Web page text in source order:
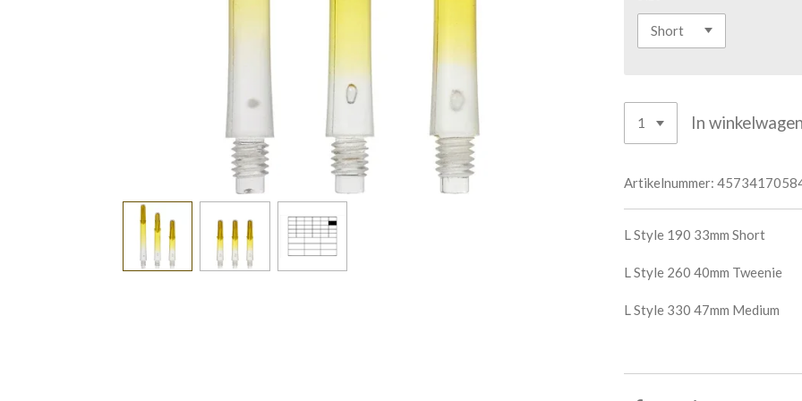
In winkelwagen
Artikelnummer:
L Style 190 33mm Short
L Style 260 40mm Tweenie
L Style 330 47mm Medium